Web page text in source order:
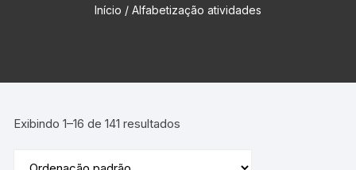
Início / Alfabetização atividades
Exibindo 1–16 de 141 resultados